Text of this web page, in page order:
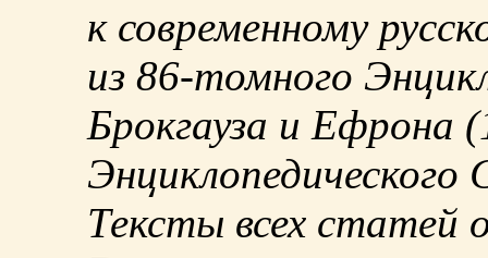
к современному
из 86-томного
Брокгауза и Ефрона
Энциклопедического
Тексты всех статей